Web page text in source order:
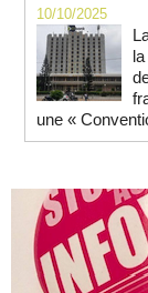
10/10/2025
une «